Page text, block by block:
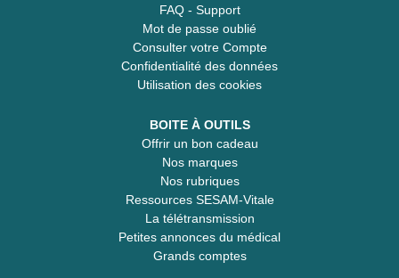
FAQ - Support
Mot de passe oublié
Consulter votre Compte
Confidentialité des données
Utilisation des cookies
BOITE À OUTILS
Offrir un bon cadeau
Nos marques
Nos rubriques
Ressources SESAM-Vitale
La télétransmission
Petites annonces du médical
Grands comptes